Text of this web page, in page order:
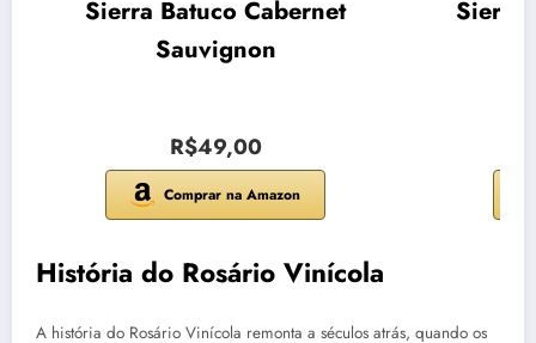
Sierra Batuco Cabernet
Sauvignon
R$49,00
Comprar na Amazon
Sierra
História do Rosário Vinícola
A história do Rosário Vinícola remonta a séculos atrás, quando os